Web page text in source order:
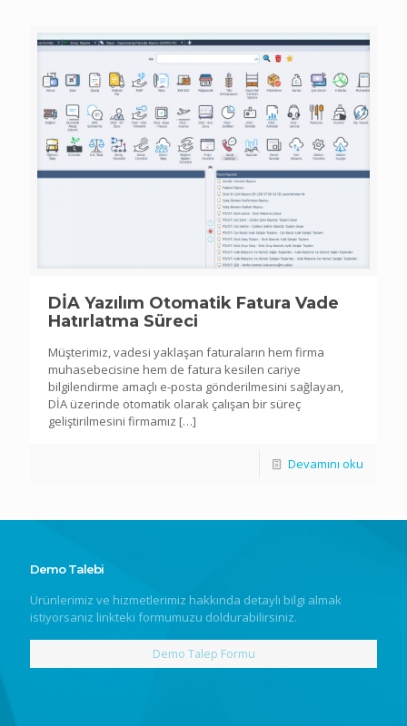
DİA Yazılım Otomatik Fatura Vade
Hatırlatma Süreci
Müşterimiz, vadesi yaklaşan faturaların hem firma
muhasebecisine hem de fatura kesilen cariye
bilgilendirme amaçlı e-posta gönderilmesini sağlayan,
DİA üzerinde otomatik olarak çalışan bir süreç
geliştirilmesini firmamız […]
Devamını oku
Demo Talebi
Ürünlerimiz ve hizmetlerimiz hakkında detaylı bilgi almak
istiyorsanız linkteki formumuzu doldurabilirsiniz.
Demo Talep Formu